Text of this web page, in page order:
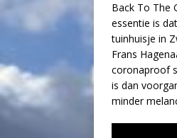
Back To The
essentie is
tuinhuisje in
Frans
coronaproof
is dan
minder